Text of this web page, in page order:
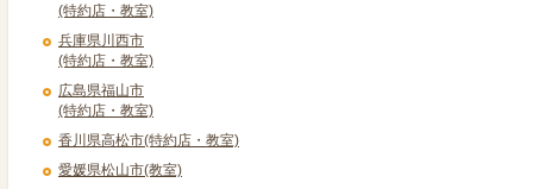
(特約店・教室)
兵庫県川西市
(特約店・教室)
広島県福山市
(特約店・教室)
香川県高松市(特約店・教室)
愛媛県松山市(教室)